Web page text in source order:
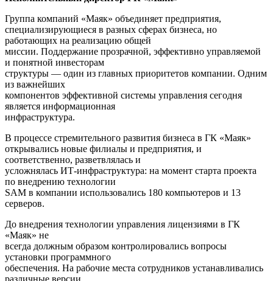
Группа компаний «Маяк» объединяет предприятия,
специализирующиеся в разных сферах бизнеса, но
работающих на реализацию общей
миссии. Поддержание прозрачной, эффективно управляемой
и понятной инвесторам
структуры — один из главных приоритетов компании. Одним
из важнейших
компонентов эффективной системы управления сегодня
является информационная
инфраструктура.
В процессе стремительного развития бизнеса в ГК «Маяк»
открывались новые филиалы и предприятия, и
соответственно, разветвлялась и
усложнялась ИТ-инфраструктура: на момент старта проекта
по внедрению технологии
SAM в компании использовались 180 компьютеров и 13
серверов.
До внедрения технологии управления лицензиями в ГК
«Маяк» не
всегда должным образом контролировались вопросы
установки программного
обеспечения. На рабочие места сотрудников устанавливались
различные версии